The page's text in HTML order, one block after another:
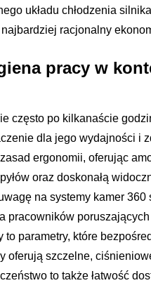
układu chłodzenia
racjonalny
pracy w
często po kilkanaście
dla jego wydajności i
ergonomii, oferując
oraz doskonałą
na systemy kamer
pracowników
to parametry, które
oferują szczelne,
to także łatwość